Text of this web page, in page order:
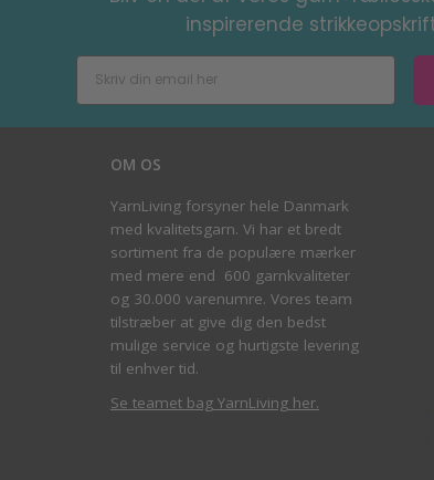
inspirerende
OM OS
YarnLiving forsyner hele Danmark
med kvalitetsgarn. Vi har et bredt
sortiment fra de populære mærker
med mere end 600 garnkvaliteter
og 30.000 varenumre. Vores team
tilstræber at give dig den bedst
mulige service og hurtigste levering
til enhver tid.
Se teamet bag YarnLiving her.